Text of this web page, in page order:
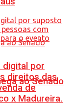
ao Senado
digital por
direitos das
de
x Madureira.